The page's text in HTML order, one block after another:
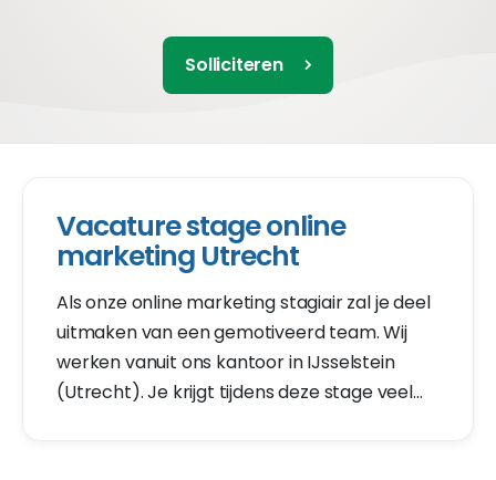
Solliciteren
Vacature stage online
marketing Utrecht
Als onze online marketing stagiair zal je deel
uitmaken van een gemotiveerd team. Wij
werken vanuit ons kantoor in IJsselstein
(Utrecht). Je krijgt tijdens deze stage veel